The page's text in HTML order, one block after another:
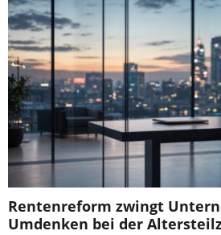
Rentenreform zwingt
Umdenken bei der